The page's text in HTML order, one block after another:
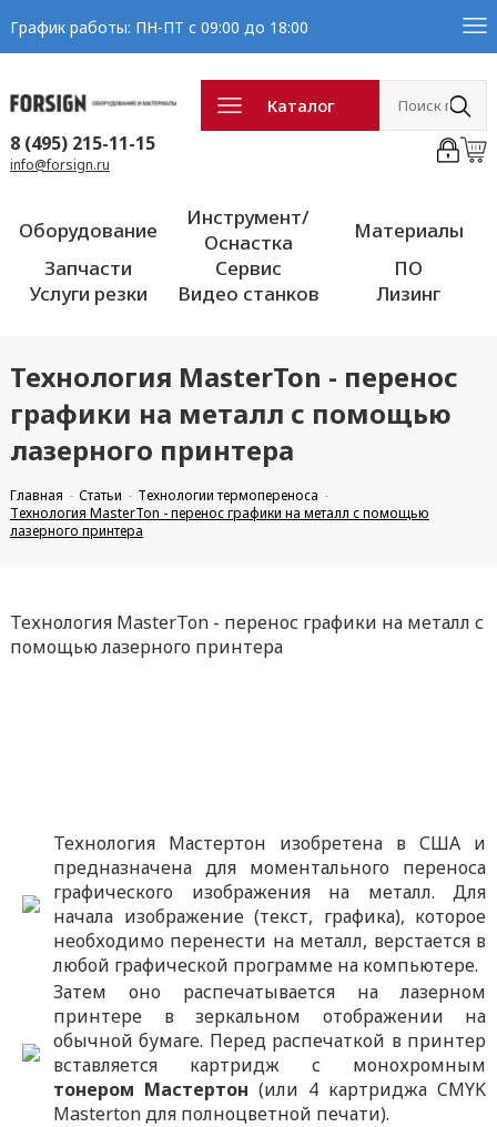
График работы: ПН-ПТ с 09:00 до 18:00
Каталог
8 (495) 215-11-15
info@forsign.ru
Оборудование
Инструмент/
Оснастка
Материалы
Запчасти
Сервис
ПО
Услуги резки
Видео станков Лизинг
Технология MasterTon - перенос
графики на металл с помощью
лазерного принтера
Главная Статьи
Технологии термопереноса
Технология MasterTon - перенос графики на металл с помощью
лазерного принтера
Технология MasterTon - перенос графики на металл с
помощью лазерного принтера
Технология Мастертон изобретена в США и
предназначена для моментального переноса
графического изображения на металл. Для
начала изображение (текст, графика), которое
необходимо перенести на металл, верстается в
любой графической программе на компьютере.
Затем оно распечатывается на лазерном
принтере в зеркальном отображении на
обычной бумаге. Перед распечаткой в принтер
вставляется картридж с монохромным
тонером Мастертон (или 4 картриджа CMYK
Masterton для полноцветной печати).